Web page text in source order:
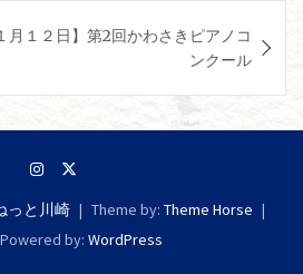
月１２日】第2回かわさきピアノコ
ンクール
っと川崎 Theme by: Theme Horse
by: WordPress